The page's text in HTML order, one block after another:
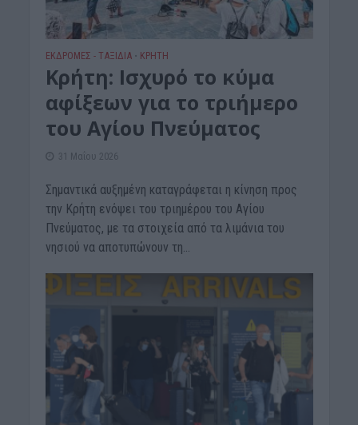
ΕΚΔΡΟΜΈΣ - ΤΑΞΊΔΙΑ • ΚΡΗΤΗ
Κρήτη: Ισχυρό το κύμα
αφίξεων για το τριήμερο
του Αγίου Πνεύματος
31 Μαΐου 2026
Σημαντικά αυξημένη καταγράφεται η κίνηση προς
την Κρήτη ενόψει του τριημέρου του Αγίου
Πνεύματος, με τα στοιχεία από τα λιμάνια του
νησιού να αποτυπώνουν τη...